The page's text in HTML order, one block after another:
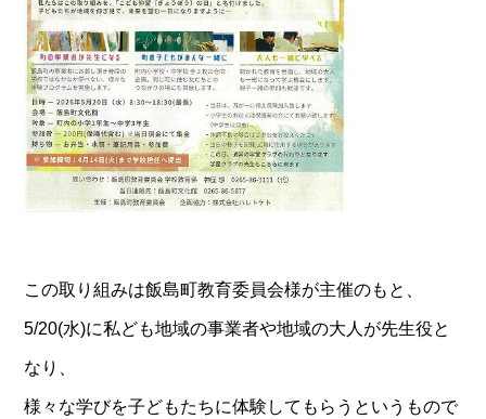
この取り組みは飯島町教育委員会様が主催のもと、
5/20(水)に私ども地域の事業者や地域の大人が先生役と
なり、
様々な学びを子どもたちに体験してもらうというもので